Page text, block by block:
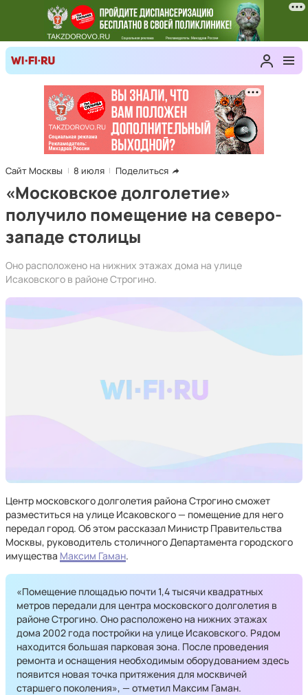
Сайт Москвы 8 июля Поделиться
«Московское долголетие»
получило помещение на северо-
западе столицы
Оно расположено на нижних этажах дома на улице
Исаковского в районе Строгино.
Центр московского долголетия района Строгино сможет
разместиться на улице Исаковского — помещение для него
передал город. Об этом рассказал Министр Правительства
Москвы, руководитель столичного Департамента городского
имущества Максим Гаман.
«Помещение площадью почти 1,4 тысячи квадратных
метров передали для центра московского долголетия в
районе Строгино. Оно расположено на нижних этажах
дома 2002 года постройки на улице Исаковского. Рядом
находится большая парковая зона. После проведения
ремонта и оснащения необходимым оборудованием здесь
появится новая точка притяжения для москвичей
старшего поколения», — отметил Максим Гаман.